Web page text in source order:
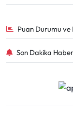
Puan Durumu ve
Son Dakika